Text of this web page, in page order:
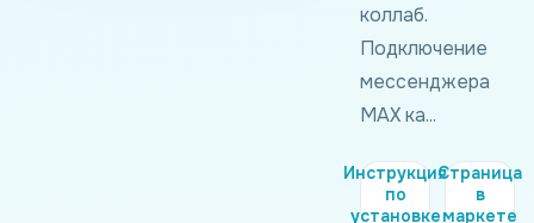
коллаб.
Подключение
мессенджера
MAX ка...
Инструкция
по
установке
Страница
в
маркете